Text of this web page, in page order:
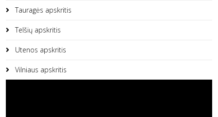
Tauragės apskritis
Telšių apskritis
Utenos apskritis
Vilniaus apskritis